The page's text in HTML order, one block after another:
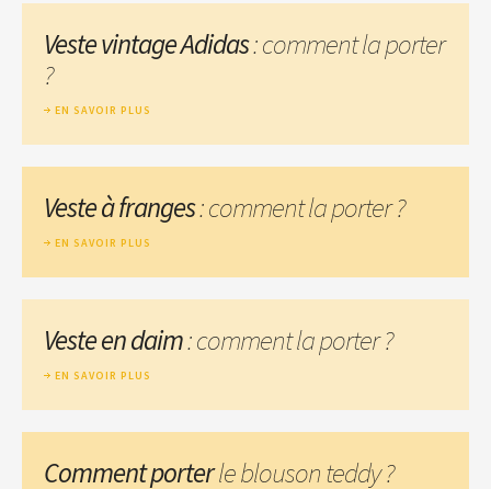
Veste vintage Adidas: comment la porter
?
EN SAVOIR PLUS
Veste à franges: comment la porter ?
EN SAVOIR PLUS
Veste en daim: comment la porter ?
EN SAVOIR PLUS
Comment porterle blouson teddy ?